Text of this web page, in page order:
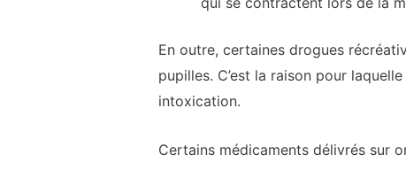
En outre, certaines drogues
pupilles. C’est la raison pour
intoxication.
Certains médicaments délivrés sur